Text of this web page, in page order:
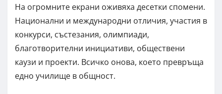
На огромните екрани оживяха десетки спомени.
Национални и международни отличия, участия в
конкурси, състезания, олимпиади,
благотворителни инициативи, обществени
каузи и проекти. Всичко онова, което превръща
едно училище в общност.